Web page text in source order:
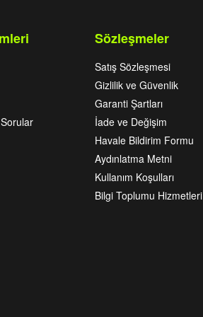
Sözleşmeler
Satış Sözleşmesi
Gizlilik ve Güvenlik
Garanti Şartları
İade ve Değişim
Havale Bildirim Formu
Aydınlatma Metni
Kullanım Koşulları
Bilgi Toplumu Hizmetleri